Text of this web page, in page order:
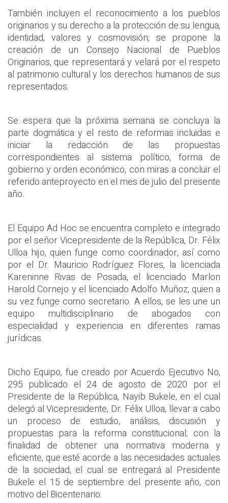
También incluyen el reconocimiento a los pueblos
originarios y su derecho a la protección de su lengua,
identidad, valores y cosmovisión; se propone la
creación de un Consejo Nacional de Pueblos
Originarios, que representará y velará por el respeto
al patrimonio cultural y los derechos humanos de sus
representados.
Se espera que la próxima semana se concluya la
parte dogmática y el resto de reformas incluidas e
iniciar la redacción de las propuestas
correspondientes al sistema político, forma de
gobierno y orden económico, con miras a concluir el
referido anteproyecto en el mes de julio del presente
año.
El Equipo Ad Hoc se encuentra completo e integrado
por el señor Vicepresidente de la República, Dr. Félix
Ulloa hijo, quien funge como coordinador, así como
por el Dr. Mauricio Rodríguez Flores, la licenciada
Kareninne Rivas de Posada, el licenciado Marlon
Harold Cornejo y el licenciado Adolfo Muñoz, quien a
su vez funge como secretario. A ellos, se les une un
equipo multidisciplinario de abogados con
especialidad y experiencia en diferentes ramas
jurídicas.
Dicho Equipo, fue creado por Acuerdo Ejecutivo No,
295 publicado el 24 de agosto de 2020 por el
Presidente de la República, Nayib Bukele, en el cual
delegó al Vicepresidente, Dr. Félix Ulloa, llevar a cabo
un proceso de estudio, análisis, discusión y
propuestas para la reforma constitucional; con la
finalidad de obtener una normativa moderna y
eficiente, que esté acorde a las necesidades actuales
de la sociedad, el cual se entregará al Presidente
Bukele el 15 de septiembre del presente año, con
motivo del Bicentenario.